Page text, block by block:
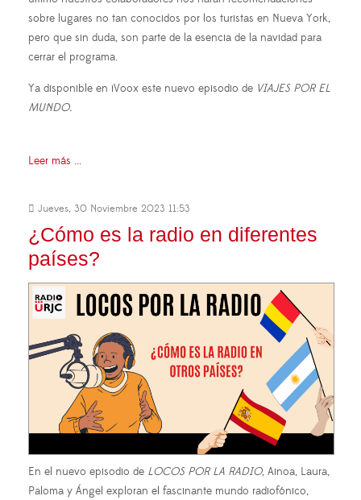
sobre lugares no tan conocidos por los turistas en Nueva York,
pero que sin duda, son parte de la esencia de la navidad para
cerrar el programa.
Ya disponible en iVoox este nuevo episodio de VIAJES POR EL
MUNDO.
Leer más ...
Jueves, 30 Noviembre 2023 11:53
¿Cómo es la radio en diferentes
países?
En el nuevo episodio de LOCOS POR LA RADIO, Ainoa, Laura,
Paloma y Ángel exploran el fascinante mundo radiofónico,